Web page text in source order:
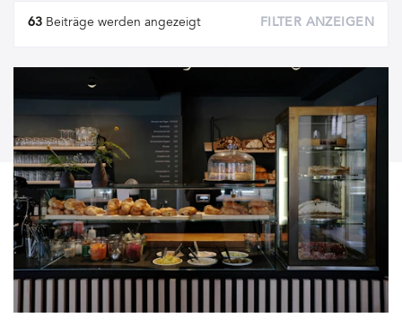
Artikel
63 Beiträge werden angezeigt FILTER ANZEIGEN